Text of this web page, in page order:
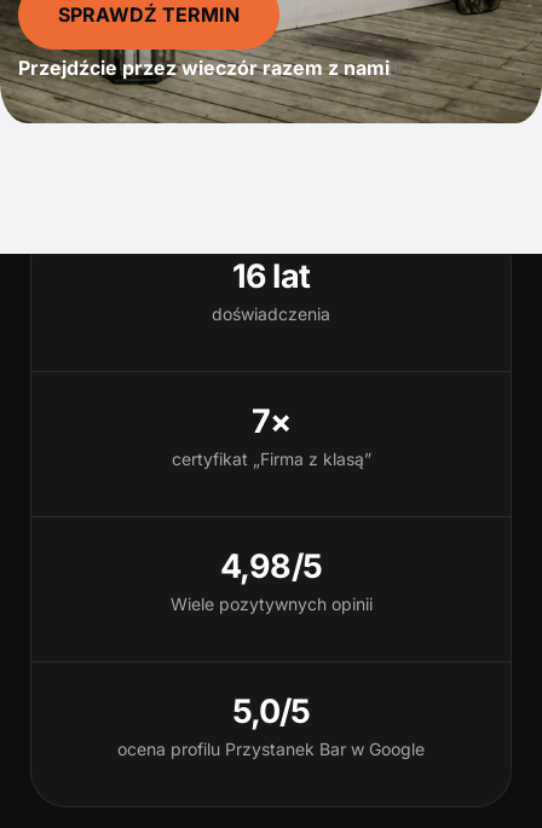
SPRAWDŹ TERMIN
Przejdźcie przez wieczór razem z nami↓
16 lat
doświadczenia
7×
certyfikat „Firma z klasą”
4,98/5
Wiele pozytywnych opinii
5,0/5
ocena profilu Przystanek Bar w Google